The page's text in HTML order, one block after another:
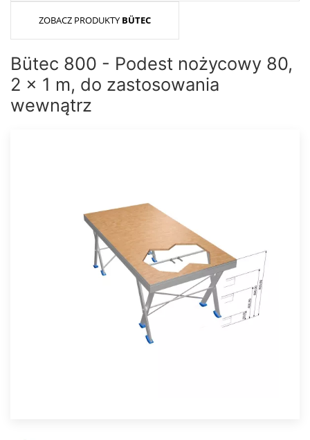
ZOBACZ PRODUKTY BÜTEC
Bütec 800 - Podest nożycowy 80,
2 x 1 m, do zastosowania
wewnątrz